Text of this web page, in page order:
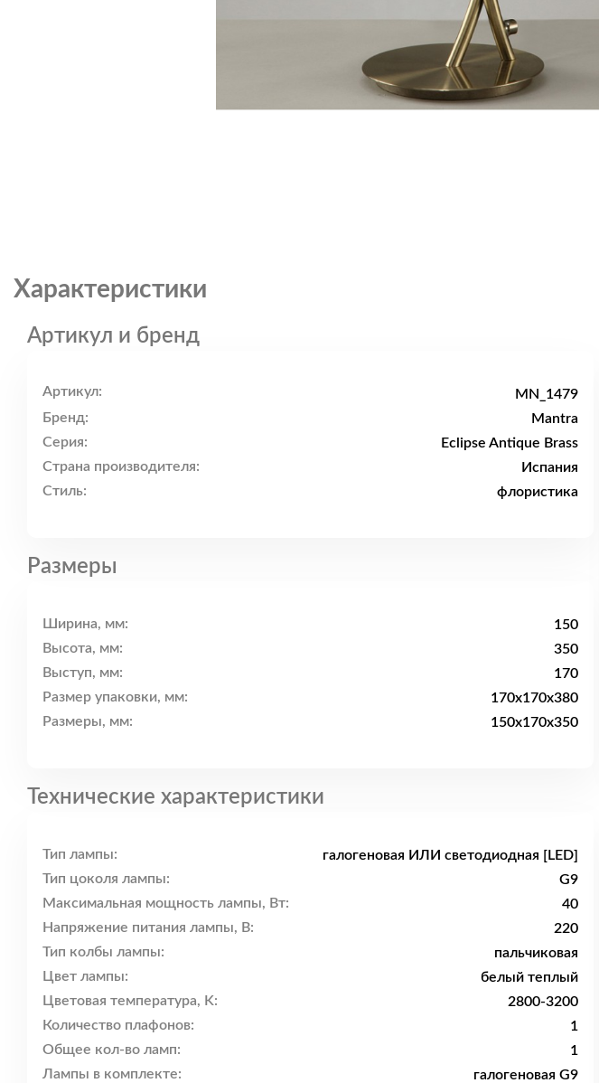
Характеристики
Артикул и бренд
Артикул:
MN_1479
Бренд:
Mantra
Серия:
Eclipse Antique Brass
Страна производителя:
Испания
Стиль:
флористика
Размеры
Ширина, мм:
150
Высота, мм:
350
Выступ, мм:
170
Размер упаковки, мм:
170x170x380
Размеры, мм:
150x170x350
Технические характеристики
Тип лампы:
галогеновая ИЛИ светодиодная [LED]
Тип цоколя лампы:
G9
Максимальная мощность лампы, Вт:
40
Напряжение питания лампы, В:
220
Тип колбы лампы:
пальчиковая
Цвет лампы:
белый теплый
Цветовая температура, K:
2800-3200
Количество плафонов:
1
Общее кол-во ламп:
1
Лампы в комплекте:
галогеновая G9